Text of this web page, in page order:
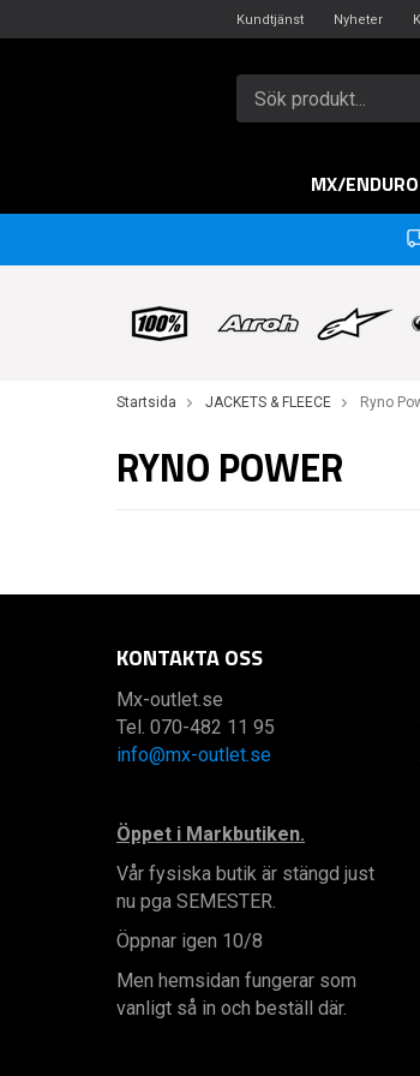
Kundtjänst Nyheter
MX/ENDURO
Startsida JACKETS & FLEECE Ryno
RYNO POWER
KONTAKTA OSS
Mx-outlet.se
Tel. 070-482 11 95
info@mx-outlet.se
Öppet i Markbutiken.
Vår fysiska butik är stängd just
nu pga SEMESTER.
Öppnar igen 10/8
Men hemsidan fungerar som
vanligt så in och beställ där.